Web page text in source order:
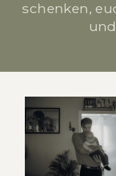
schenken,